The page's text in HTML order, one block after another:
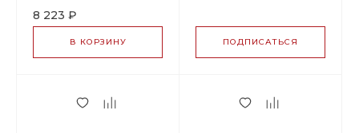
8 223 ₽
В КОРЗИНУ
TES-1 LT
ПОДПИСАТЬСЯ